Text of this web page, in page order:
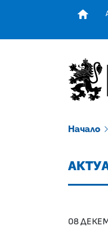
Начало
08